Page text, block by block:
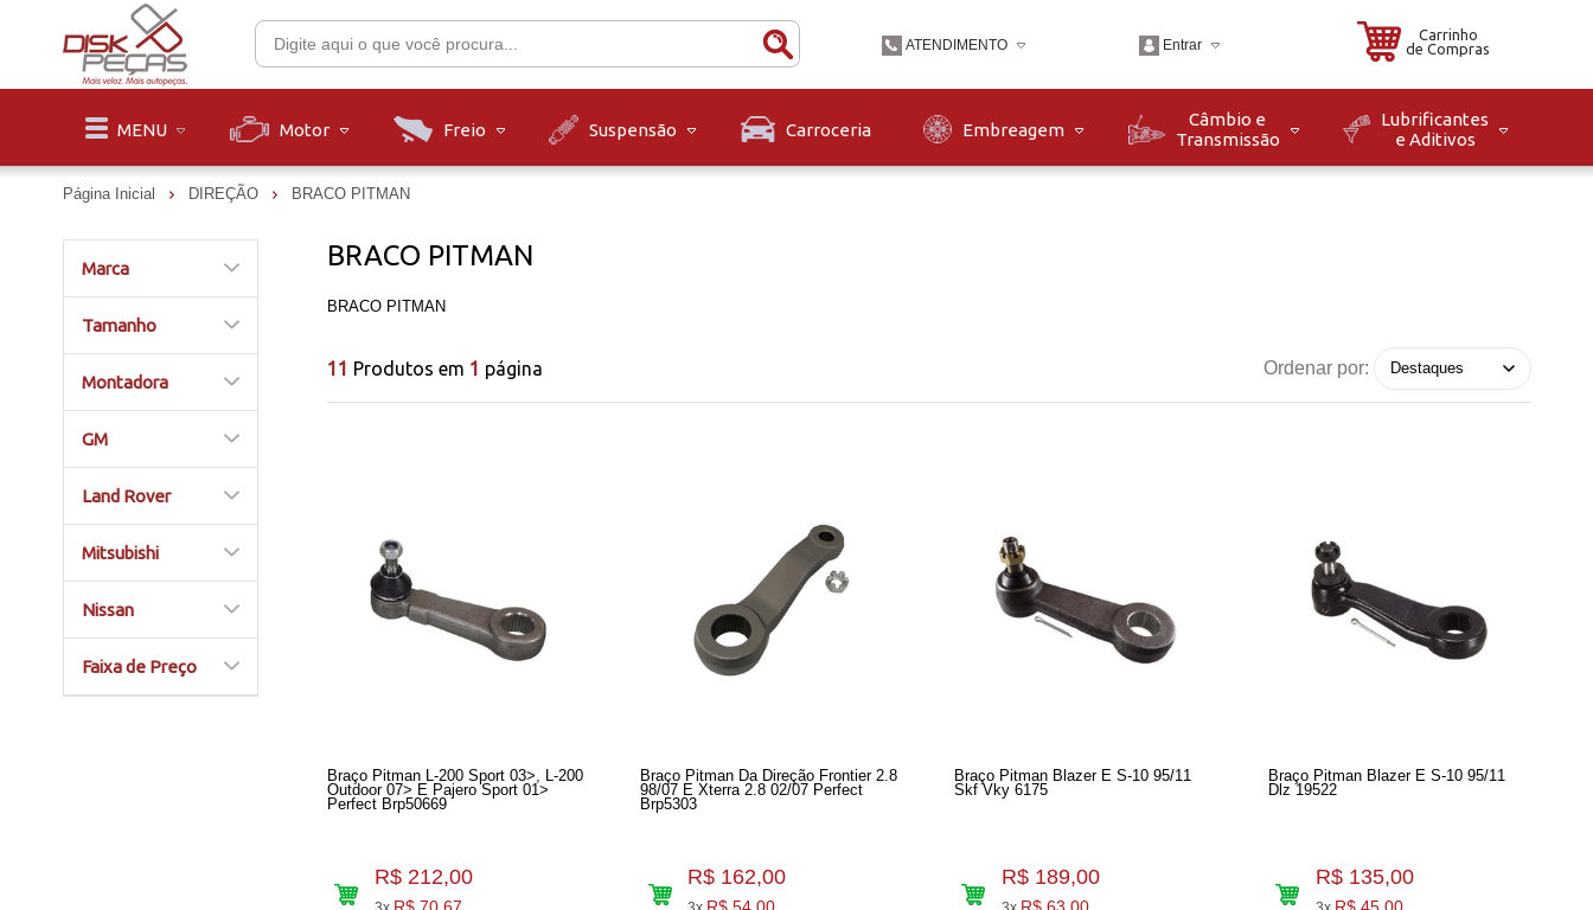
ATENDIMENTO
(47)36319900
Entrar
Carrinho
de Compras
MENU Motor Freio Suspensão Carroceria Embreagem
Câmbio e
Transmissão
Lubrificantes
e Aditivos
Página Inicial DIREÇÃO BRACO PITMAN
Marca
Tamanho
Montadora
GM
Land Rover
Mitsubishi
Nissan
Faixa de Preço
BRACO PITMAN
BRACO PITMAN
11 Produtos em 1 página Ordenar por:
Braço Pitman L-200 Sport 03>, L-200
Outdoor 07> E Pajero Sport 01>
Perfect Brp50669
R$ 212,00
R$ 70,67
Braço Pitman Da Direção Frontier 2.8
98/07 E Xterra 2.8 02/07 Perfect
Brp5303
R$ 162,00
R$ 54,00
Braço Pitman Blazer E S-10 95/11
Skf Vky 6175
R$ 189,00
R$ 63,00
Braço Pitman Blazer E S-10 95/11
Dlz 19522
R$ 135,00
R$ 45,00